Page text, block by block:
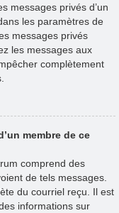
messages privés d’un
les paramètres de
messages privés
les messages aux
complètement
membre de ce
comprend des
de tels messages.
du courriel reçu. Il est
informations sur